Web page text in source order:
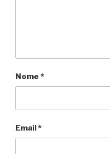
Nome *
Email*